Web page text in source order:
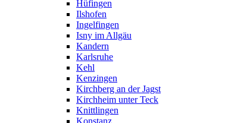
Hüfingen
Ilshofen
Ingelfingen
Isny im Allgäu
Kandern
Karlsruhe
Kehl
Kenzingen
Kirchberg an der Jagst
Kirchheim unter Teck
Knittlingen
Konstanz